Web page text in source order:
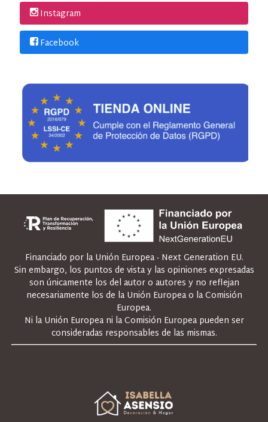
Instagram
Facebook
Financiado por la Unión Europea - Next Generation EU.
Sin embargo, los puntos de vista y las opiniones expresadas
son únicamente los del autor o autores y no reflejan
necesariamente los de la Unión Europea o la Comisión
Europea.
Ni la Unión Europea ni la Comisión Europea pueden ser
consideradas responsables de las mismas.